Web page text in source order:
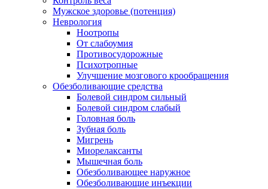
Мужское здоровье (потенция)
Неврология
Ноотропы
От слабоумия
Противосудорожные
Психотропные
Улучшение мозгового крообращения
Обезболивающие средства
Болевой синдром сильный
Болевой синдром слабый
Головная боль
Зубная боль
Мигрень
Миорелаксанты
Мышечная боль
Обезболивающее наружное
Обезболивающие инъекции